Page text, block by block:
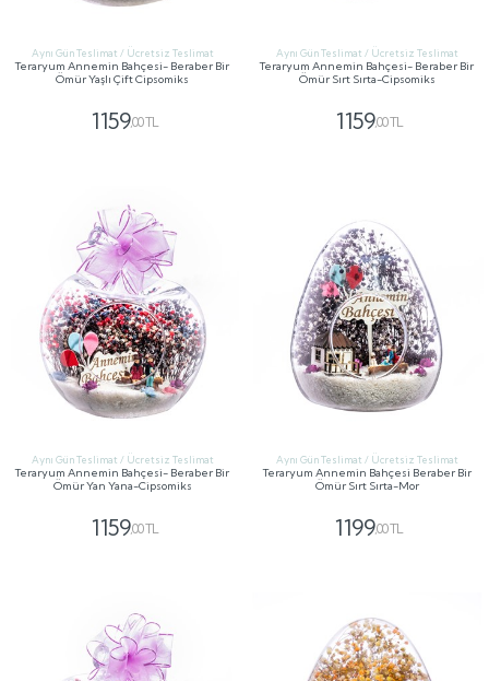
Aynı Gün Teslimat / Ücretsiz Teslimat
Teraryum Annemin Bahçesi- Beraber Bir
Ömür Yaşlı Çift Cipsomiks
1159,00 TL
Aynı Gün Teslimat / Ücretsiz Teslimat
Teraryum Annemin Bahçesi- Beraber Bir
Ömür Sırt Sırta-Cipsomiks
1159,00 TL
Aynı Gün Teslimat / Ücretsiz Teslimat
Teraryum Annemin Bahçesi- Beraber Bir
Ömür Yan Yana-Cipsomiks
1159,00 TL
Aynı Gün Teslimat / Ücretsiz Teslimat
Teraryum Annemin Bahçesi Beraber Bir
Ömür Sırt Sırta-Mor
1199,00 TL